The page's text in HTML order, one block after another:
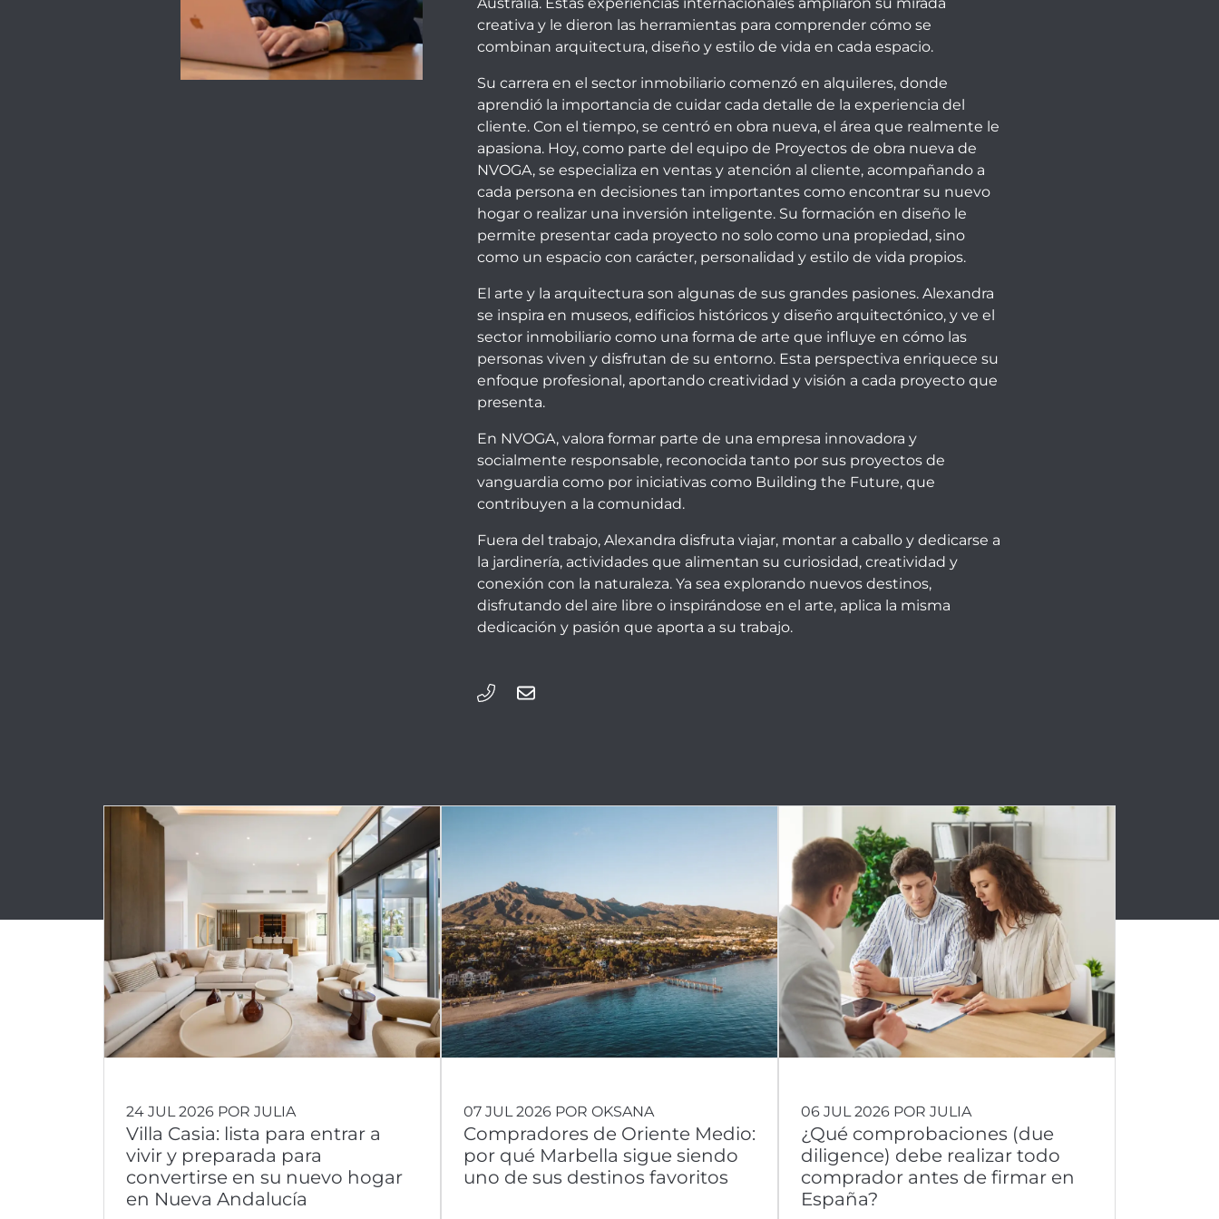
creativa y le dieron las herramientas para comprender cómo se
combinan arquitectura, diseño y estilo de vida en cada espacio.
Su carrera en el sector inmobiliario comenzó en alquileres, donde
aprendió la importancia de cuidar cada detalle de la experiencia del
cliente. Con el tiempo, se centró en obra nueva, el área que realmente le
apasiona. Hoy, como parte del equipo de Proyectos de obra nueva de
NVOGA, se especializa en ventas y atención al cliente, acompañando a
cada persona en decisiones tan importantes como encontrar su nuevo
hogar o realizar una inversión inteligente. Su formación en diseño le
permite presentar cada proyecto no solo como una propiedad, sino
como un espacio con carácter, personalidad y estilo de vida propios.
El arte y la arquitectura son algunas de sus grandes pasiones. Alexandra
se inspira en museos, edificios históricos y diseño arquitectónico, y ve el
sector inmobiliario como una forma de arte que influye en cómo las
personas viven y disfrutan de su entorno. Esta perspectiva enriquece su
enfoque profesional, aportando creatividad y visión a cada proyecto que
presenta.
En NVOGA, valora formar parte de una empresa innovadora y
socialmente responsable, reconocida tanto por sus proyectos de
vanguardia como por iniciativas como Building the Future, que
contribuyen a la comunidad.
Fuera del trabajo, Alexandra disfruta viajar, montar a caballo y dedicarse a
la jardinería, actividades que alimentan su curiosidad, creatividad y
conexión con la naturaleza. Ya sea explorando nuevos destinos,
disfrutando del aire libre o inspirándose en el arte, aplica la misma
dedicación y pasión que aporta a su trabajo.
24 JUL 2026 POR JULIA
Villa Casia: lista para entrar a
vivir y preparada para
convertirse en su nuevo hogar
en Nueva Andalucía
07 JUL 2026 POR OKSANA
Compradores de Oriente Medio:
por qué Marbella sigue siendo
uno de sus destinos favoritos
06 JUL 2026 POR JULIA
¿Qué comprobaciones (due
diligence) debe realizar todo
comprador antes de firmar en
España?